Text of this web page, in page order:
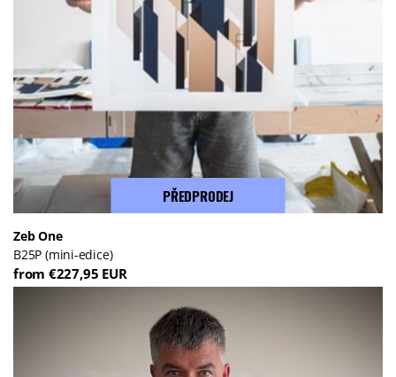
PŘEDPRODEJ
Zeb One
B25P (mini-edice)
from €227,95 EUR